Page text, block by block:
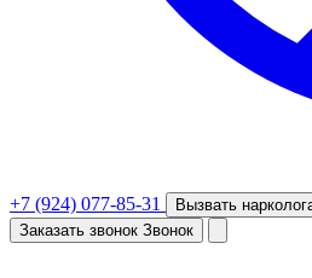
+7 (924) 077-85-31 Вызвать
Заказать звонок Звонок